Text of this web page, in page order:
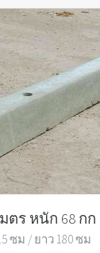
มตร หนัก 68 กก
ซม / ยาว 180 ซม